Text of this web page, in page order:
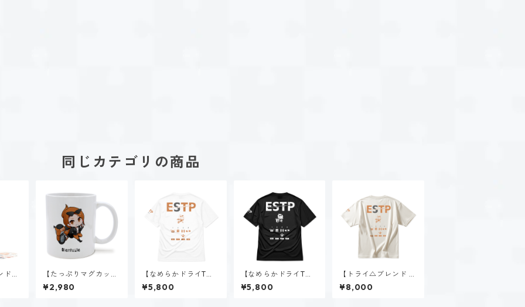
同じカテゴリの商品
ド】
【たっぷりマグカッ
プ】速瀬 美姫（EST
P）
¥2,980
【なめらかドライTシ
ャツ】速瀬 美姫（EST
P）｜ホワイト
¥5,800
【なめらかドライTシ
ャツ】速瀬 美姫（EST
P）｜ブラック
¥5,800
【トライ△ブレンド ビ
ッグTシャツ】速瀬 美
姫（ESTP）｜ヴィンテ
¥8,000